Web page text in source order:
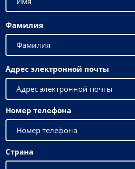
Фамилия
Адрес электронной почты
Номер телефона
Страна